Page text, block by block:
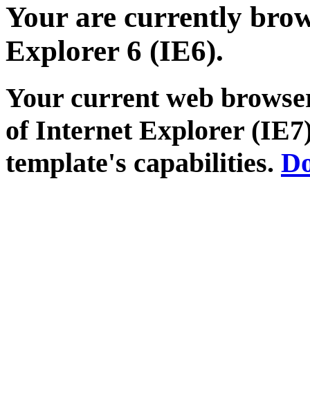
Your are currently
Explorer 6 (IE6).
Your current web
of Internet Explorer
template's capabilities.